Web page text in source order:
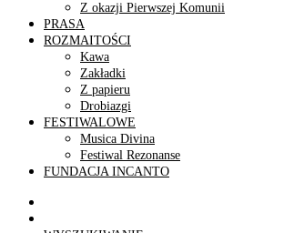
Z okazji Pierwszej Komunii
PRASA
ROZMAITOŚCI
Kawa
Zakładki
Z papieru
Drobiazgi
FESTIWALOWE
Musica Divina
Festiwal Rezonanse
FUNDACJA INCANTO